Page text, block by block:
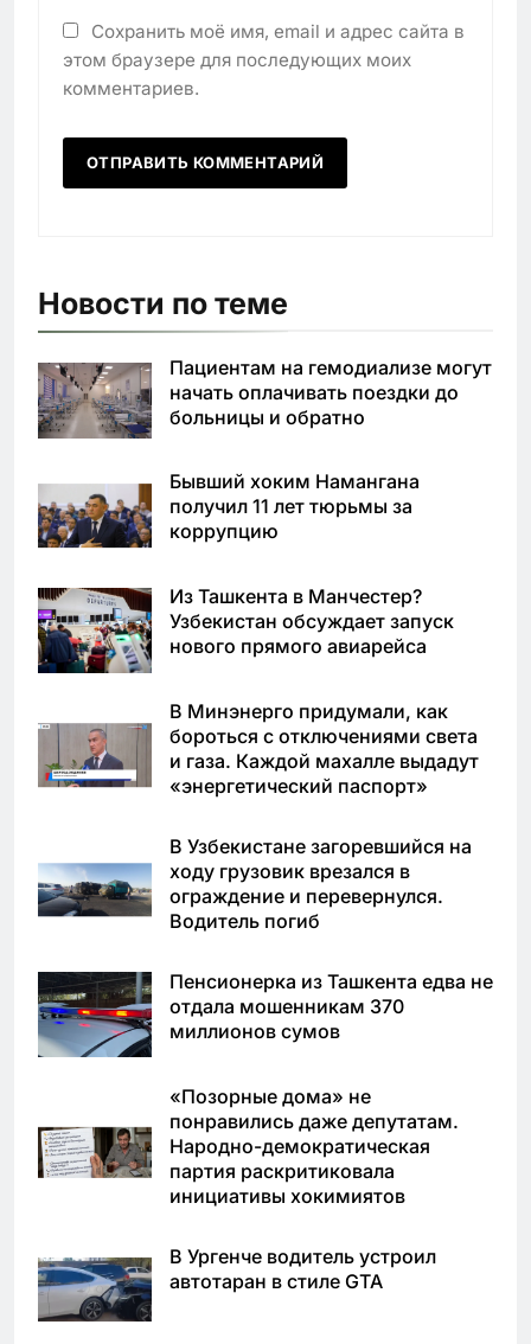
Сохранить моё имя, email и адрес сайта в
этом браузере для последующих моих
комментариев.
Новости по теме
Пациентам на гемодиализе могут
начать оплачивать поездки до
больницы и обратно
Бывший хоким Намангана
получил 11 лет тюрьмы за
коррупцию
Из Ташкента в Манчестер?
Узбекистан обсуждает запуск
нового прямого авиарейса
В Минэнерго придумали, как
бороться с отключениями света
и газа. Каждой махалле выдадут
«энергетический паспорт»
В Узбекистане загоревшийся на
ходу грузовик врезался в
ограждение и перевернулся.
Водитель погиб
Пенсионерка из Ташкента едва не
отдала мошенникам 370
миллионов сумов
«Позорные дома» не
понравились даже депутатам.
Народно-демократическая
партия раскритиковала
инициативы хокимиятов
В Ургенче водитель устроил
автотаран в стиле GTA